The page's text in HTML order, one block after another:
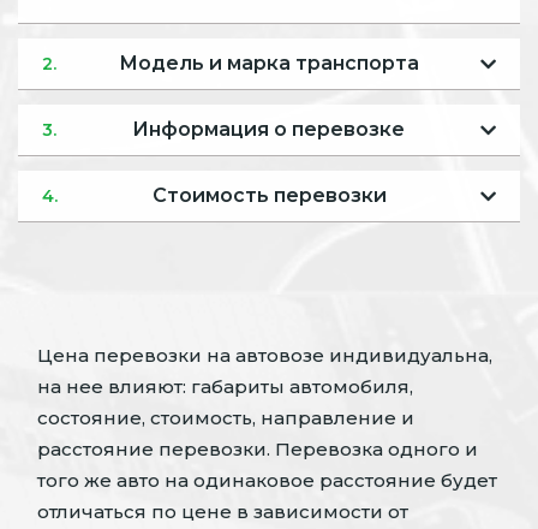
2. Модель и марка транспорта
3. Информация о перевозке
4. Стоимость перевозки
Цена перевозки на автовозе индивидуальна,
на нее влияют: габариты автомобиля,
состояние, стоимость, направление и
расстояние перевозки. Перевозка одного и
того же авто на одинаковое расстояние будет
отличаться по цене в зависимости от